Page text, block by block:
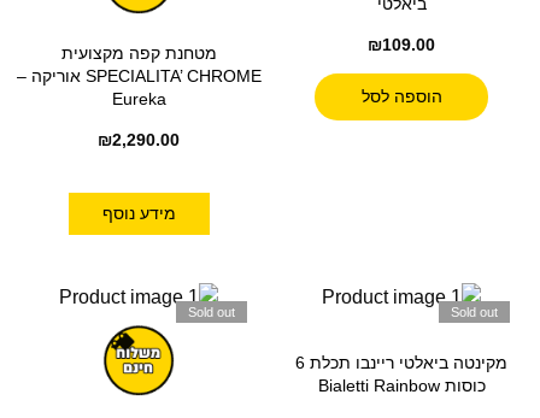
₪109.00
הוספה לסל
מטחנת קפה מקצועית
SPECIALITA’ CHROME אוריקה –
Eureka
₪2,290.00
מידע נוסף
Sold out
מקינטה ביאלטי ריינבו תכלת 6
כוסות Bialetti Rainbow
Sold out